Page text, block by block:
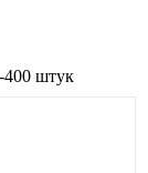
400 штук